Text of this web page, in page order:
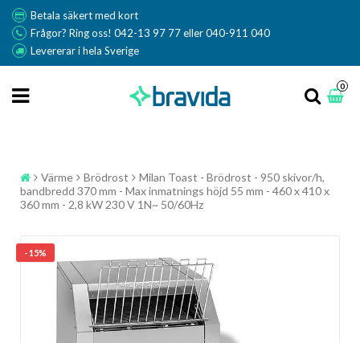
Betala säkert med kort
Frågor? Ring oss! 042-13 97 77 eller 040-911 040
Levererar i hela Sverige
0
Värme Brödrost
Milan Toast - Brödrost - 950 skivor/h,
bandbredd 370 mm - Max inmatnings höjd 55 mm - 460 x 410 x
360 mm - 2,8 kW 230 V 1N~ 50/60Hz
- 15%